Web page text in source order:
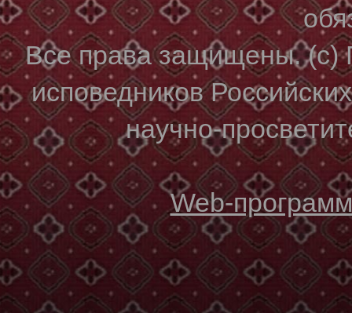
Все права защищены. (с)
исповедников
научно-
Web-